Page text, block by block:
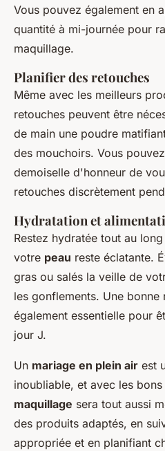
Vous pouvez également en
quantité à mi-journée pour
maquillage.
Planifier des retouches
Même avec les meilleurs
retouches peuvent être
de main une poudre
des mouchoirs. Vous
demoiselle d'honneur de
retouches discrètement
Hydratation et
Restez hydratée tout au
votre peau reste éclatante.
gras ou salés la veille de
les gonflements. Une bonne
également essentielle pour
jour J.
Un mariage en plein air est
inoubliable, et avec les
maquillage sera tout aussi
des produits adaptés, en
appropriée et en planifiant